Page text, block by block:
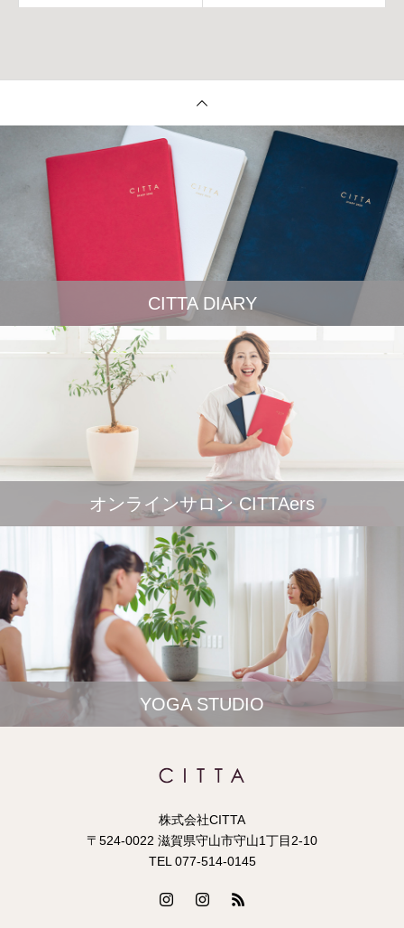
CITTA DIARY
オンラインサロン CITTAers
YOGA STUDIO
株式会社CITTA
〒524-0022 滋賀県守山市守山1丁目2-10
TEL 077-514-0145